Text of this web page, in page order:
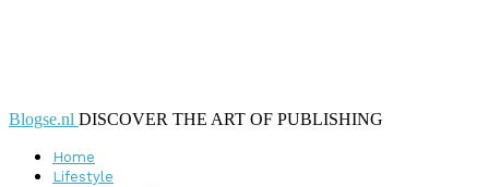
Blogse.nl DISCOVER THE ART OF PUBLISHING
Home
Lifestyle